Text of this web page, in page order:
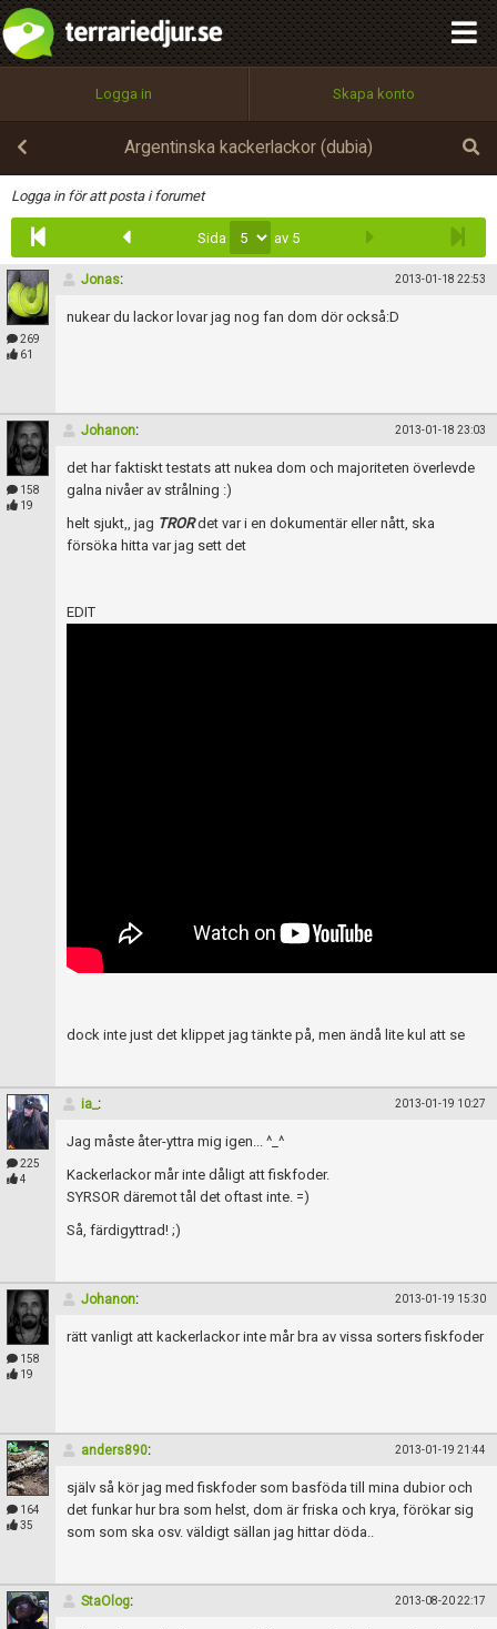
Logga in Skapa konto
Argentinska kackerlackor (dubia)
Logga in för att posta i forumet
Sida av 5
269
61
Jonas: 2013-01-18 22:53
nukear du lackor lovar jag nog fan dom dör också:D
158
19
Johanon: 2013-01-18 23:03
det har faktiskt testats att nukea dom och majoriteten överlevde
galna nivåer av strålning :)
helt sjukt,, jag TROR det var i en dokumentär eller nått, ska
försöka hitta var jag sett det
EDIT
dock inte just det klippet jag tänkte på, men ändå lite kul att se
225
4
ia_: 2013-01-19 10:27
Jag måste åter-yttra mig igen... ^_^
Kackerlackor mår inte dåligt att fiskfoder.
SYRSOR däremot tål det oftast inte. =)
Så, färdigyttrad! ;)
158
19
Johanon: 2013-01-19 15:30
rätt vanligt att kackerlackor inte mår bra av vissa sorters fiskfoder
164
35
anders890: 2013-01-19 21:44
själv så kör jag med fiskfoder som basföda till mina dubior och
det funkar hur bra som helst, dom är friska och krya, förökar sig
som som ska osv. väldigt sällan jag hittar döda..
StaOlog: 2013-08-20 22:17
Infoga
Utför
100%
OK
integritetspolicy
Namn:
Epost:
Användarnamn:
Lösenord:
Privacy Policy
Terms of Service
Skapa konto
Begär nytt lösenord
Tillbaka till förstasidan